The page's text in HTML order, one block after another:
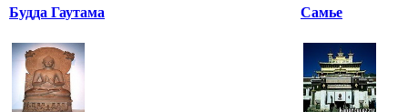
Будда Гаутама Самье